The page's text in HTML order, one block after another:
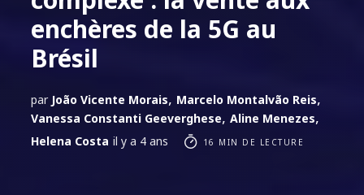
enchères de la 5G au
Brésil
par João Vicente Morais, Marcelo Montalvão Reis,
Vanessa Constanti Geeverghese, Aline Menezes,
Helena Costa il y a 4 ans 16 MIN DE LECTURE